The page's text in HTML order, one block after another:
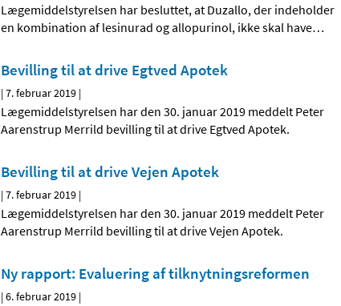
Lægemiddelstyrelsen har besluttet, at Duzallo, der indeholder
en kombination af lesinurad og allopurinol, ikke skal have…
Bevilling til at drive Egtved Apotek
|7. februar 2019 |
Lægemiddelstyrelsen har den 30. januar 2019 meddelt Peter
Aarenstrup Merrild bevilling til at drive Egtved Apotek.
Bevilling til at drive Vejen Apotek
|7. februar 2019 |
Lægemiddelstyrelsen har den 30. januar 2019 meddelt Peter
Aarenstrup Merrild bevilling til at drive Vejen Apotek.
Ny rapport: Evaluering af tilknytningsreformen
|6. februar 2019 |